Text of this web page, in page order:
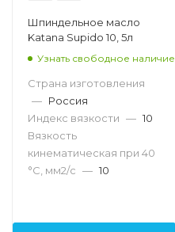
Шпиндельное масло
Katana Supido 10, 5л
Узнать свободное наличие
Страна изготовления
— Россия
Индекс вязкости — 10
Вязкость
кинематическая при 40
°С, мм2/с — 10